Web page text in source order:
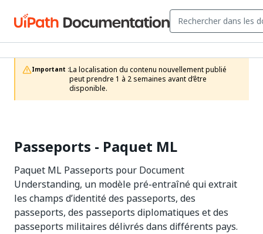
Important :La localisation du contenu nouvellement publié
peut prendre 1 à 2 semaines avant d’être
disponible.
Passeports - Paquet ML
Paquet ML Passeports pour Document
Understanding, un modèle pré-entraîné qui extrait
les champs d’identité des passeports, des
passeports, des passeports diplomatiques et des
passeports militaires délivrés dans différents pays.